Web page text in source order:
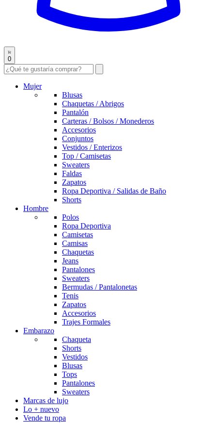
0
Mujer
Blusas
Chaquetas / Abrigos
Pantalón
Carteras / Bolsos / Monederos
Accesorios
Conjuntos
Vestidos / Enterizos
Top / Camisetas
Sweaters
Faldas
Zapatos
Ropa Deportiva / Salidas de Baño
Shorts
Hombre
Polos
Ropa Deportiva
Camisetas
Camisas
Chaquetas
Jeans
Pantalones
Sweaters
Bermudas / Pantalonetas
Tenis
Zapatos
Accesorios
Trajes Formales
Embarazo
Chaqueta
Shorts
Vestidos
Blusas
Tops
Pantalones
Sweaters
Marcas de lujo
Lo + nuevo
Vende tu ropa